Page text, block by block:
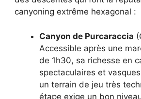
canyoning extrême hexagonal :
Canyon de Purcaraccia
Accessible après une
de 1h30, sa richesse en
spectaculaires et
un terrain de jeu très
étape exige un bon